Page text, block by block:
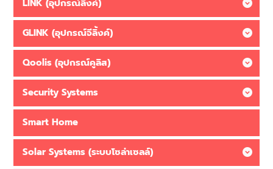
LINK (อุปกรณ์ลิ้งค์)
GLINK (อุปกรณ์จีลิ้งค์)
Qoolis (อุปกรณ์คูลิส)
Security Systems
Smart Home
Solar Systems (ระบบโซล่าเซลล์)